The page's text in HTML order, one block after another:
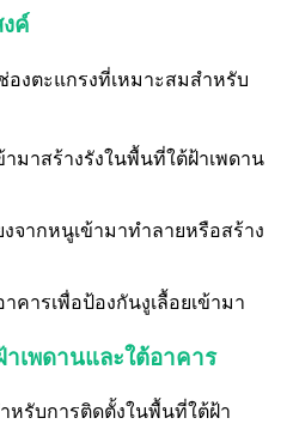
ค์
องตะแกรงที่เหมาะสมสำหรับ
มาสร้างรังในพื้นที่ใต้ฝ้าเพดาน
งจากหนูเข้ามาทำลายหรือสร้าง
คารเพื่อป้องกันงูเลื้อยเข้ามา
เพดานและใต้อาคาร
หรับการติดตั้งในพื้นที่ใต้ฝ้า